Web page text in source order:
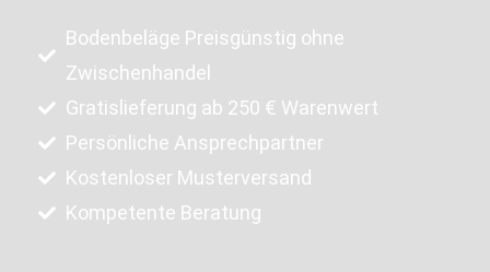
Bodenbeläge Preisgünstig ohne
Zwischenhandel
Gratislieferung ab 250 € Warenwert
Persönliche Ansprechpartner
Kostenloser Musterversand
Kompetente Beratung